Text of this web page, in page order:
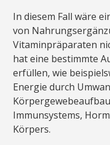
In diesem Fall wäre
von
Vitaminpräparaten
hat eine bestimmte
erfüllen, wie
Energie durch
Immunsystems,
Körpers.